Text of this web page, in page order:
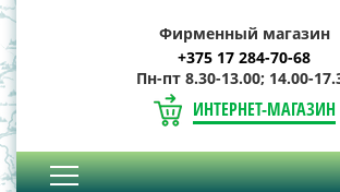
Фирменный магазин
+375 17 284-70-68
Пн-пт 8.30-13.00; 14.00-
ИНТЕРНЕТ-МАГАЗИН